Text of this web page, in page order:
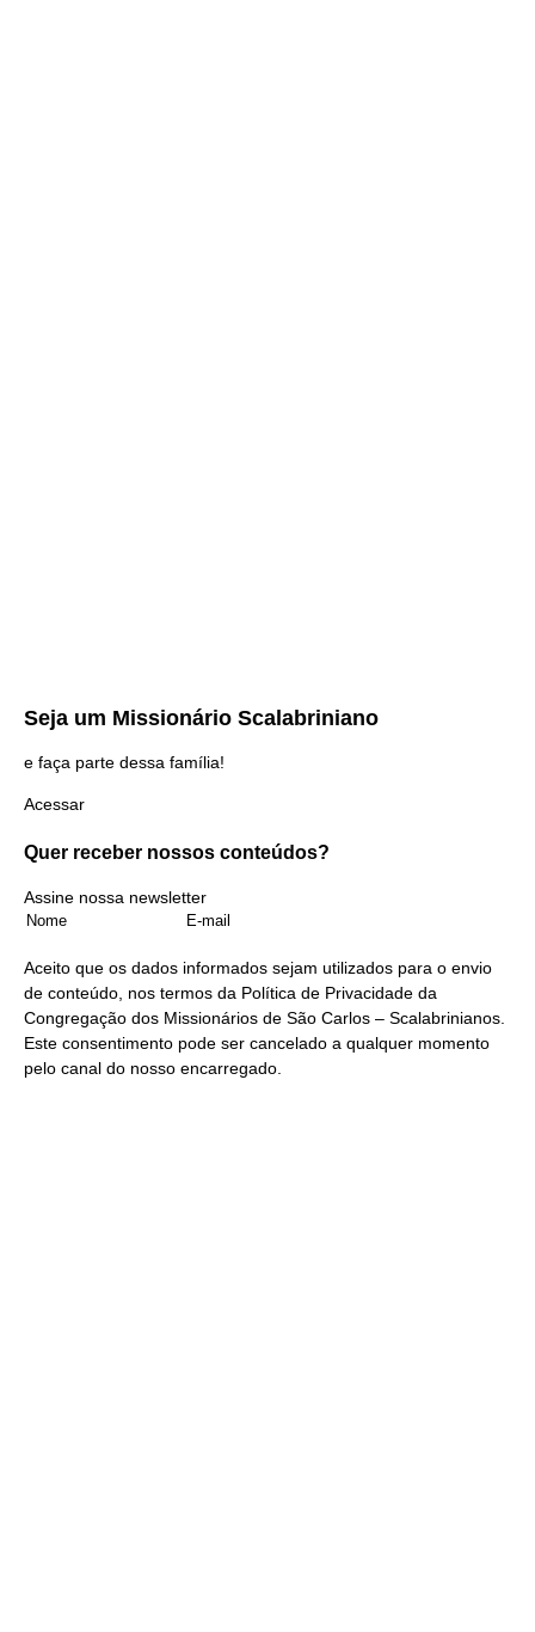
Seja um Missionário Scalabriniano
e faça parte dessa família!
Acessar
Quer receber nossos conteúdos?
Assine nossa newsletter
Aceito que os dados informados sejam utilizados para o envio
de conteúdo, nos termos da Política de Privacidade da
Congregação dos Missionários de São Carlos – Scalabrinianos.
Este consentimento pode ser cancelado a qualquer momento
pelo canal do nosso encarregado